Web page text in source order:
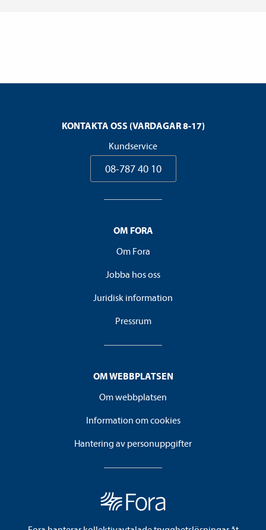
KONTAKTA OSS (VARDAGAR 8-17)
Kundservice
08-787 40 10
OM FORA
Om Fora
Jobba hos oss
Juridisk information
Pressrum
OM WEBBPLATSEN
Om webbplatsen
Information om cookies
Hantering av personuppgifter